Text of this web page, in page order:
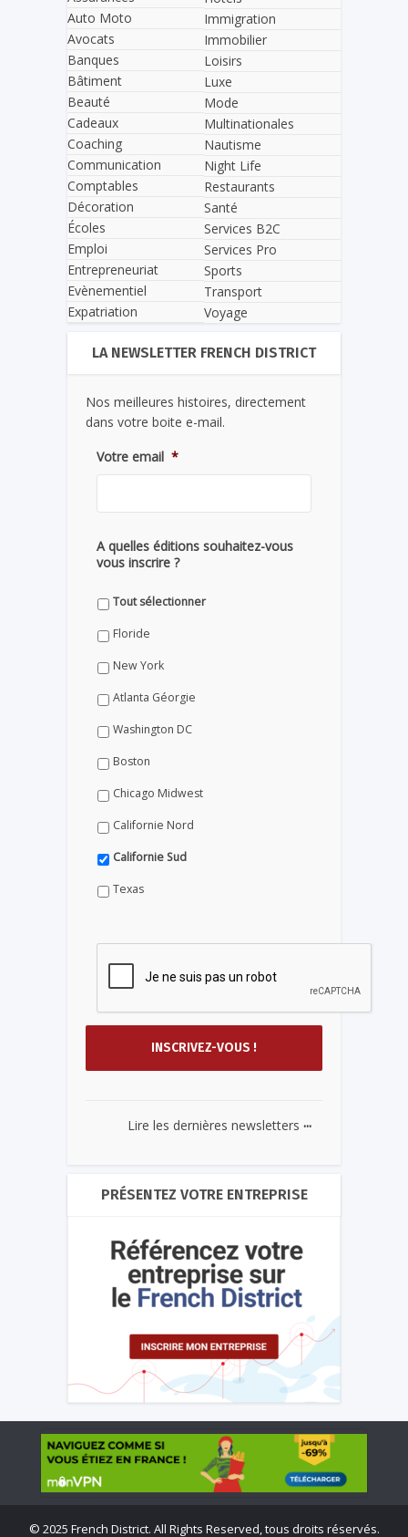
Auto Moto
Avocats
Banques
Bâtiment
Beauté
Cadeaux
Coaching
Communication
Comptables
Décoration
Écoles
Emploi
Entrepreneuriat
Evènementiel
Expatriation
Immigration
Immobilier
Loisirs
Luxe
Mode
Multinationales
Nautisme
Night Life
Restaurants
Santé
Services B2C
Services Pro
Sports
Transport
Voyage
LA NEWSLETTER FRENCH DISTRICT
Nos meilleures histoires, directement
dans votre boite e-mail.
Votre email *
A quelles éditions souhaitez-vous
vous inscrire ?
Tout sélectionner
Floride
New York
Atlanta Géorgie
Washington DC
Boston
Chicago Midwest
Californie Nord
Californie Sud
Texas
Lire les dernières newsletters ...
PRÉSENTEZ VOTRE ENTREPRISE
© 2025 French District. All Rights Reserved, tous droits réservés.